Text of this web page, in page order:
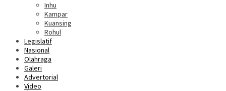
Inhu
Kampar
Kuansing
Rohul
Legislatif
Nasional
Olahraga
Galeri
Advertorial
Video